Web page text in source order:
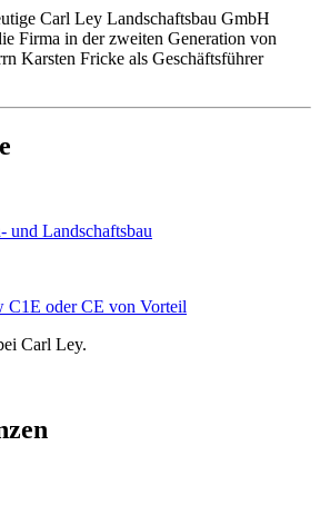
Carl Ley Landschaftsbau GmbH
Firma in der zweiten Generation von
Karsten Fricke als Geschäftsführer
und Landschaftsbau
oder CE von Vorteil
Carl Ley.